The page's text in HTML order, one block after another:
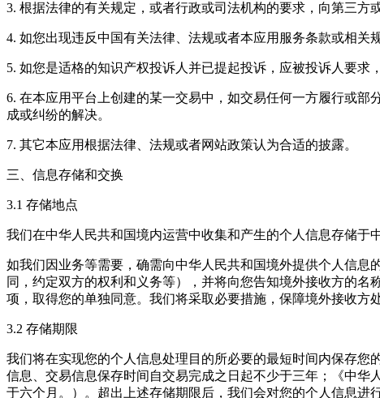
3. 根据法律的有关规定，或者行政或司法机构的要求，向第三方
4. 如您出现违反中国有关法律、法规或者本应用服务条款或相关
5. 如您是适格的知识产权投诉人并已提起投诉，应被投诉人要求
6. 在本应用平台上创建的某一交易中，如交易任何一方履行或
成或纠纷的解决。
7. 其它本应用根据法律、法规或者网站政策认为合适的披露。
三、信息存储和交换
3.1 存储地点
我们在中华人民共和国境内运营中收集和产生的个人信息存储于
如我们因业务等需要，确需向中华人民共和国境外提供个人信
同，约定双方的权利和义务等），并将向您告知境外接收方的
项，取得您的单独同意。我们将采取必要措施，保障境外接收方
3.2 存储期限
我们将在实现您的个人信息处理目的所必要的最短时间内保存
信息、交易信息保存时间自交易完成之日起不少于三年；《中
于六个月。）。超出上述存储期限后，我们会对您的个人信息进